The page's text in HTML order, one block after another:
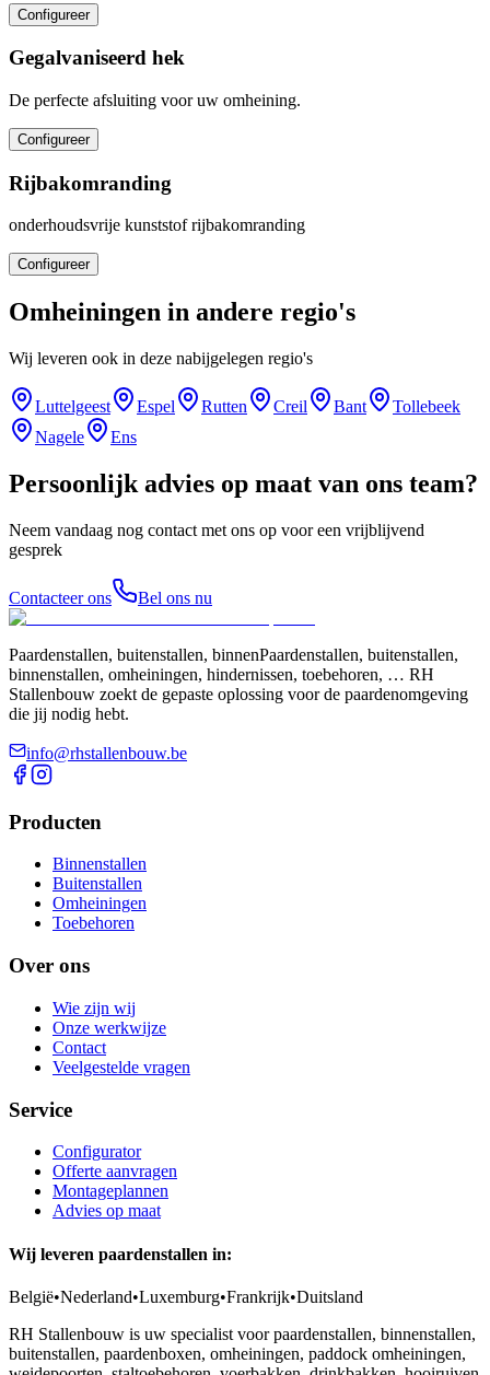
Configureer
Gegalvaniseerd hek
De perfecte afsluiting voor uw omheining.
Configureer
Rijbakomranding
onderhoudsvrije kunststof rijbakomranding
Configureer
Omheiningen in andere regio's
Wij leveren ook in deze nabijgelegen regio's
Luttelgeest Espel Rutten Creil Bant
Tollebeek
Nagele
Ens
Persoonlijk advies op maat van ons team?
Neem vandaag nog contact met ons op voor een vrijblijvend
gesprek
Contacteer ons Bel ons nu
Paardenstallen, buitenstallen, binnenPaardenstallen, buitenstallen,
binnenstallen, omheiningen, hindernissen, toebehoren, … RH
Stallenbouw zoekt de gepaste oplossing voor de paardenomgeving
die jij nodig hebt.
info@rhstallenbouw.be
Producten
Binnenstallen
Buitenstallen
Omheiningen
Toebehoren
Over ons
Wie zijn wij
Onze werkwijze
Contact
Veelgestelde vragen
Service
Configurator
Offerte aanvragen
Montageplannen
Advies op maat
Wij leveren paardenstallen in:
België•Nederland•Luxemburg•Frankrijk•Duitsland
RH Stallenbouw is uw specialist voor paardenstallen, binnenstallen,
buitenstallen, paardenboxen, omheiningen, paddock omheiningen,